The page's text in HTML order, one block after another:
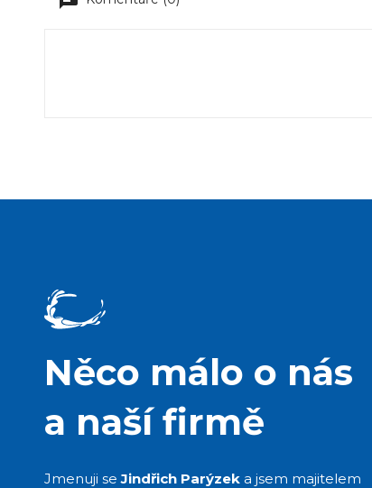
Něco málo o nás
a naší firmě
Jmenuji seJindřich Parýzeka jsem majitelem